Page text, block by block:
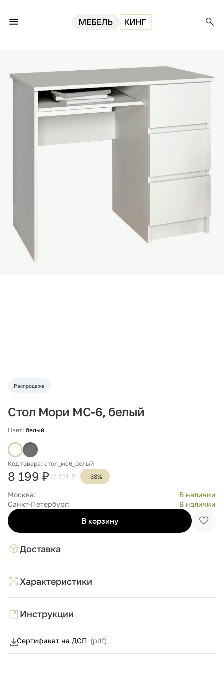
Распродажа
Стол Мори МС-6, белый
Цвет: белый
Код товара: стол_мс6_белый
8 199 ₽13 171 ₽ -38%
Москва:
В наличии
Санкт-Петербург:
В наличии
В корзину
Доставка
Характеристики
Инструкции
Сертификат на ДСП (pdf)